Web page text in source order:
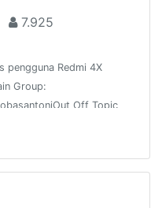
7.925
pengguna Redmi 4X
Group:
Off Topic
| English